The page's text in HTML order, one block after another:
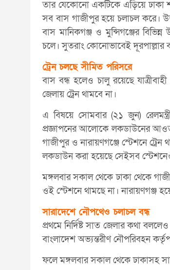
তার যেকোনো একটিকে এড়িয়ে ঢাকা
সব বাস গাজীপুর হয়ে চলাচল করে।
বাস মানিকগঞ্জ ও মুন্সিগঞ্জের
চলে। সুতরাং কোনোভাবেই দূরপাল্লার
ট্রেন চলছে সীমিত পরিসরে
বাস বন্ধ হলেও চালু রয়েছে
জেলায় ট্রেন থামবে না।
এ বিষয়ে সোমবার (২১ জুন)
প্রজ্ঞাপনের আলোকে লকডাউনের
গাজীপুর ও নারায়ণগঞ্জে স্টেশনে
লকডাউন করা হয়েছে সেইসব
মঙ্গলবার সকাল থেকে ঢাকা থেকে
ওই স্টেশনে থামছে না। নারায়ণগঞ্জ
সারাদেশে নৌপথেও চলাচল বন্ধ
প্রথমে নির্দিষ্ট সাত জেলার কথা
বাংলাদেশ অভ্যন্তরীণ নৌপরিবহন
ফলে মঙ্গলবার সকাল থেকে ঢাকাসহ